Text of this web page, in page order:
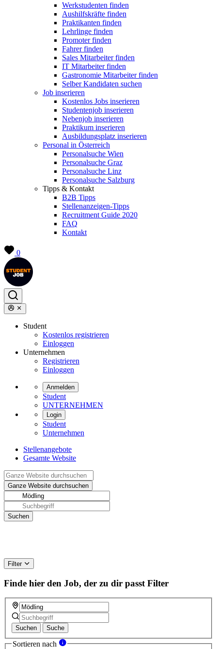
Werkstudenten finden
Aushilfskräfte finden
Praktikanten finden
Lehrlinge finden
Promoter finden
Fahrer finden
Sales Mitarbeiter finden
IT Mitarbeiter finden
Gastronomie Mitarbeiter finden
Selber Kandidaten suchen
Job inserieren
Kostenlos Jobs inserieren
Studentenjob inserieren
Nebenjob inserieren
Praktikum inserieren
Ausbildungsplatz inserieren
Personal in Österreich
Personalsuche Wien
Personalsuche Graz
Personalsuche Linz
Personalsuche Salzburg
Tipps & Kontakt
B2B Tipps
Stellenanzeigen-Tipps
Recruitment Guide 2020
FAQ
Kontakt
0
Student
Kostenlos registrieren
Einloggen
Unternehmen
Registrieren
Einloggen
Anmelden
Student
UNTERNEHMEN
Login
Student
Unternehmen
Stellenangebote
Gesamte Website
Filter
Finde hier den Job, der zu dir passt Filter
Suchen Suche
Sortieren nach